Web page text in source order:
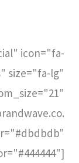
icon="fa-
size="fa-lg"